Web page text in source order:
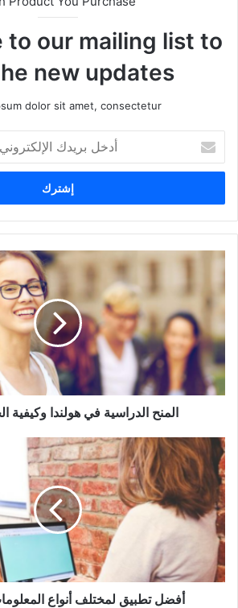
to our mailing list to
new updates!
dolor sit amet, consectetur.
بريدك
الإلكتروني
المنح
الدراسية
في
هولندا
وكيفية
الحصول
عليها
المنح الدراسية في هولندا وكيفية
أفضل
تطبيق
لمختلف
أنواع
المعلومات
في
السويد
أفضل تطبيق لمختلف أنواع